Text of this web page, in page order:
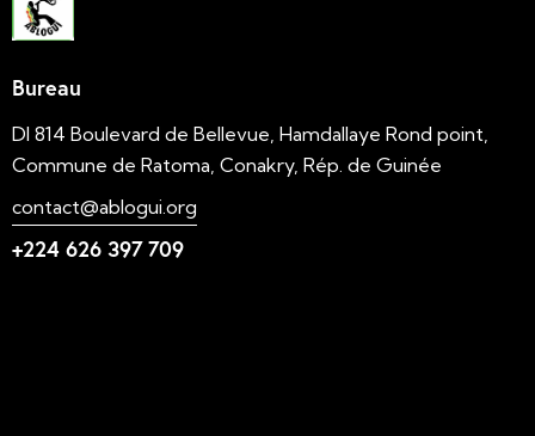
Bureau
DI 814 Boulevard de Bellevue, Hamdallaye Rond point,
Commune de Ratoma, Conakry, Rép. de Guinée
contact@ablogui.org
+224 626 397 709